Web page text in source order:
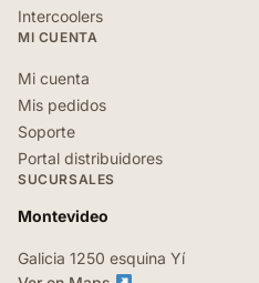
Intercoolers
MI CUENTA
Mi cuenta
Mis pedidos
Soporte
Portal distribuidores
SUCURSALES
Montevideo
Galicia 1250 esquina Yí